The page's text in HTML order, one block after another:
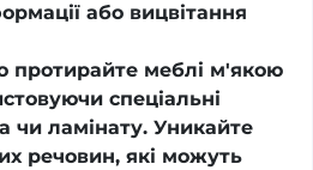
або вицвітання
протирайте меблі м'якою
спеціальні
чи ламінату. Уникайте
речовин, які можуть